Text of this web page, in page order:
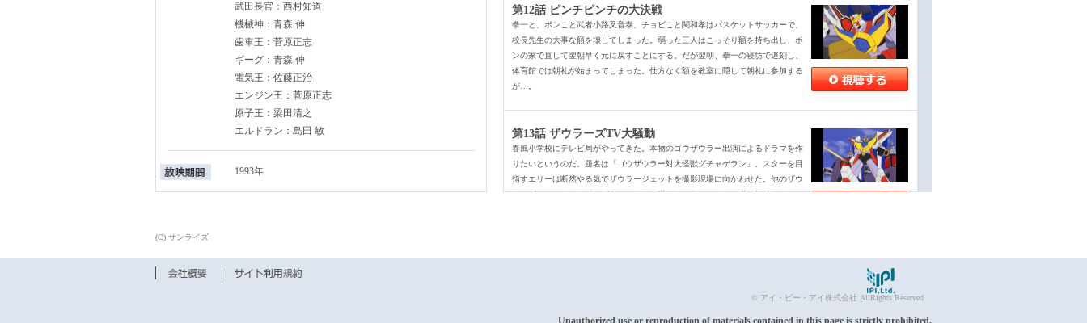
武田長官：西村知道
機械神：青森 伸
歯車王：菅原正志
ギーグ：青森 伸
電気王：佐藤正治
エンジン王：菅原正志
原子王：梁田清之
エルドラン：島田 敏
1993年
第12話 ピンチピンチの大決戦
拳一と、ボンこと武者小路叉音泰、チョビこと関和孝はバスケットサッカーで、
校長先生の大事な額を壊してしまった。弱った三人はこっそり額を持ち出し、ボ
ンの家で直して翌朝早く元に戻すことにする。だが翌朝、拳一の寝坊で遅刻し、
体育館では朝礼が始まってしまった。仕方なく額を教室に隠して朝礼に参加する
が…。
第13話 ザウラーズTV大騒動
春風小学校にテレビ局がやってきた。本物のゴウザウラー出演によるドラマを作
りたいというのだ。題名は「ゴウザウラー対大怪獣グチャゲラン」。スターを目
指すエリーは断然やる気でザウラージェットを撮影現場に向かわせた。他のザウ
ラーズのメンバーもポーズをとったり、満更ではない。そして本番が始まる
第14話 緊急事態！ 戦う保健室
は、仕事と家事を両立するなんてカッコイイと、たちまち一目惚れしてしまう。
ところが小夜子は家ではドジばかりで、見かねた浩美がかわりにお昼ご飯を作る
(C) サンライズ
© アイ・ピー・アイ株式会社 AllRights Reserved
Unauthorized use or reproduction of materials contained in this page is strictly prohibited.